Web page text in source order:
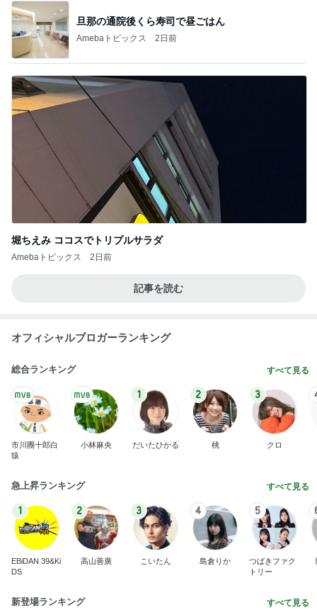
旦那の通院後くら寿司で昼ごはん
Amebaトピックス 2日前
堀ちえみ ココスでトリプルサラダ
Amebaトピックス 2日前
記事を読む
オフィシャルブロガーランキング
総合ランキング すべて見る
市川團十郎白
猿
小林麻央
1
だいたひかる
2
桃
3
クロ
急上昇ランキング すべて見る
1
EBiDAN 39&Ki
DS
2
高山善廣
3
こいたん
4
島倉りか
5
つばきファク
トリー
新登場ランキング すべて見る